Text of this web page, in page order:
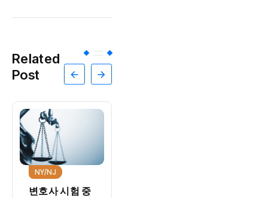
Related
Post
NY/NJ
변호사 시험 중